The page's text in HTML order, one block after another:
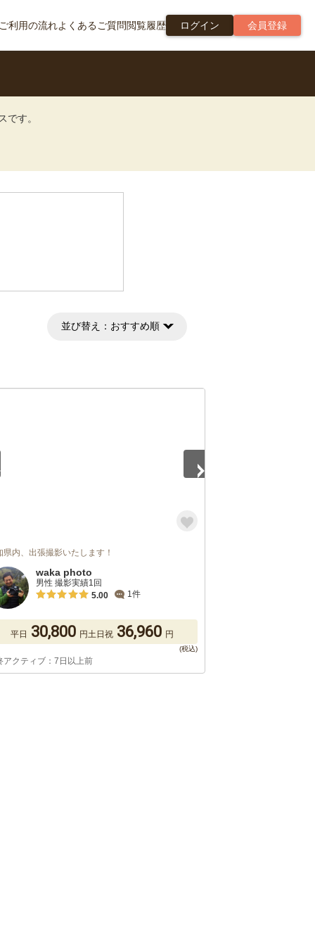
ご利用の流れよくあるご質問閲覧履歴 ログイン 会員登録
です。
並び替え： おすすめ順
県内、出張撮影いたします！
waka photo
男性 撮影実績1回
5.00
1件
平日 30,800 円土日祝 36,960 円
アクティブ：7日以上前